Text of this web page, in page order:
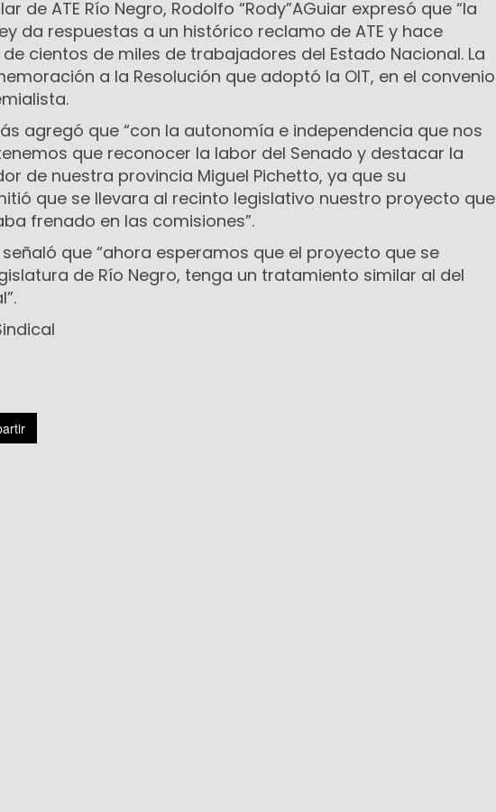
de ATE Río Negro, Rodolfo “Rody”AGuiar expresó que “la
da respuestas a un histórico reclamo de ATE y hace
cientos de miles de trabajadores del Estado Nacional. La
a la Resolución que adoptó la OIT, en el convenio
agregó que “con la autonomía e independencia que nos
que reconocer la labor del Senado y destacar la
de nuestra provincia Miguel Pichetto, ya que su
que se llevara al recinto legislativo nuestro proyecto que
frenado en las comisiones”.
que “ahora esperamos que el proyecto que se
de Río Negro, tenga un tratamiento similar al del